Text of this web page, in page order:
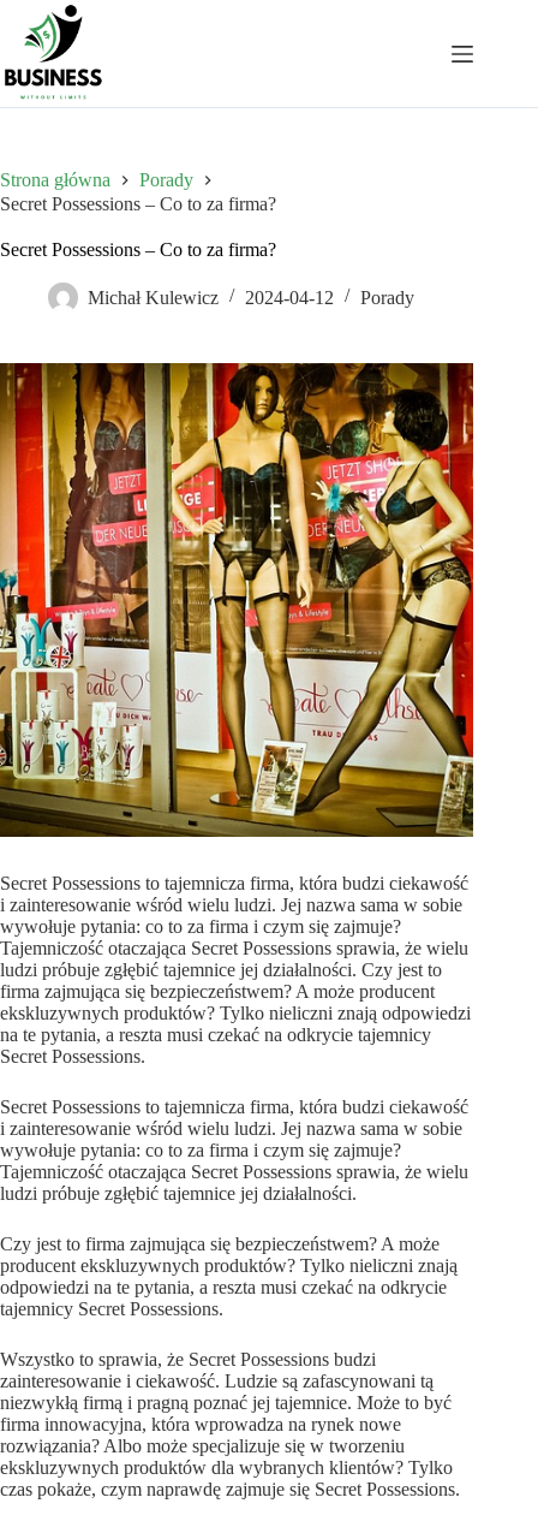
Przejdź
treści
Strona główna
Porady
Secret Possessions – Co to za firma?
Secret Possessions – Co to za firma?
Michał Kulewicz 2024-04-12 Porady
Secret Possessions to tajemnicza firma, która budzi ciekawość
i zainteresowanie wśród wielu ludzi. Jej nazwa sama w sobie
wywołuje pytania: co to za firma i czym się zajmuje?
Tajemniczość otaczająca Secret Possessions sprawia, że wielu
ludzi próbuje zgłębić tajemnice jej działalności. Czy jest to
firma zajmująca się bezpieczeństwem? A może producent
ekskluzywnych produktów? Tylko nieliczni znają odpowiedzi
na te pytania, a reszta musi czekać na odkrycie tajemnicy
Secret Possessions.
Secret Possessions to tajemnicza firma, która budzi ciekawość
i zainteresowanie wśród wielu ludzi. Jej nazwa sama w sobie
wywołuje pytania: co to za firma i czym się zajmuje?
Tajemniczość otaczająca Secret Possessions sprawia, że wielu
ludzi próbuje zgłębić tajemnice jej działalności.
Czy jest to firma zajmująca się bezpieczeństwem? A może
producent ekskluzywnych produktów? Tylko nieliczni znają
odpowiedzi na te pytania, a reszta musi czekać na odkrycie
tajemnicy Secret Possessions.
Wszystko to sprawia, że Secret Possessions budzi
zainteresowanie i ciekawość. Ludzie są zafascynowani tą
niezwykłą firmą i pragną poznać jej tajemnice. Może to być
firma innowacyjna, która wprowadza na rynek nowe
rozwiązania? Albo może specjalizuje się w tworzeniu
ekskluzywnych produktów dla wybranych klientów? Tylko
czas pokaże, czym naprawdę zajmuje się Secret Possessions.